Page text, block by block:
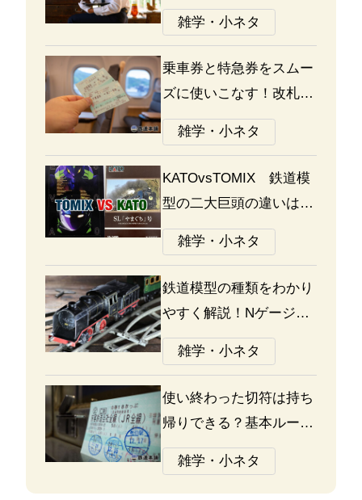
る選び方のポイント
雑学・小ネタ
乗車券と特急券をスムー
ズに使いこなす！改札の
通り方ガイド
雑学・小ネタ
KATOvsTOMIX 鉄道模
型の二大巨頭の違いは何
か？あなたはどっち派？
雑学・小ネタ
鉄道模型の種類をわかり
やすく解説！Nゲージ、
Oゲージ、Zゲージなど
の違いについて
雑学・小ネタ
使い終わった切符は持ち
帰りできる？基本ルール
と注意点
雑学・小ネタ